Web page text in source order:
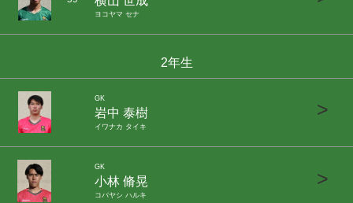
ヨコヤマ セナ
2年生
GK
岩中 泰樹
イワナカ タイキ
>
GK
小林 脩晃
コバヤシ ハルキ
>